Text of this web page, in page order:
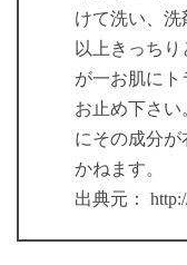
けて洗い、洗
以上きっち
が一お肌に
お止め下さ
にその成分が
かねます。
出典元：